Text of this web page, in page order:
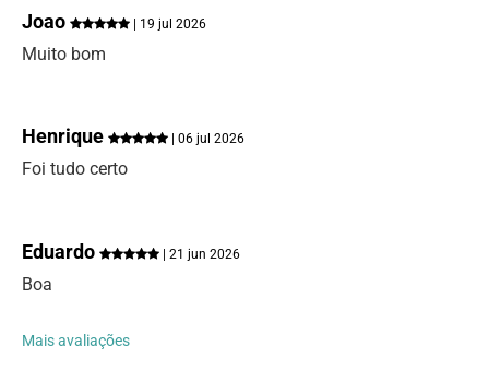
Joao
| 19 jul 2026
Muito bom
Henrique | 06 jul 2026
Foi tudo certo
Eduardo | 21 jun 2026
Boa
Mais avaliações